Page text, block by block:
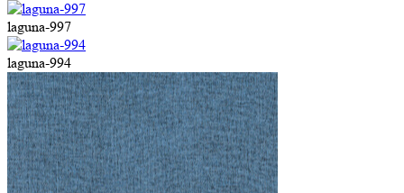
laguna-997
laguna-994